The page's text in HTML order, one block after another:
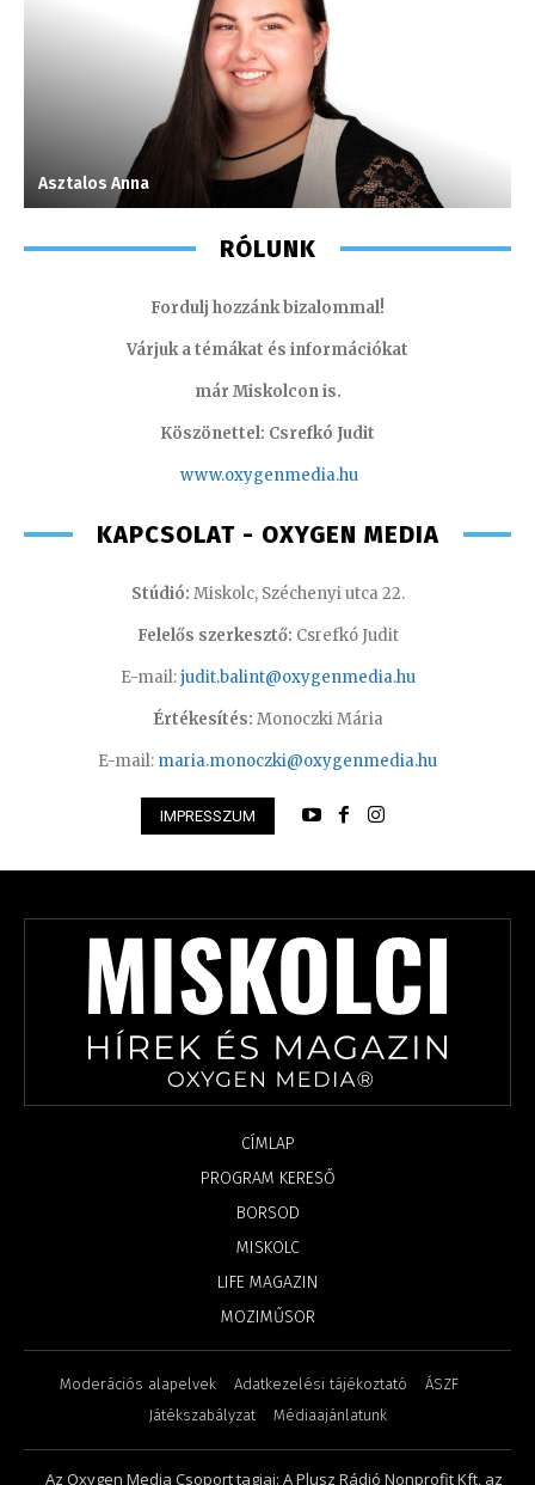
Asztalos Anna
RÓLUNK
Fordulj hozzánk bizalommal!
Várjuk a témákat és információkat
már Miskolcon is.
Köszönettel: Csrefkó Judit
www.oxygenmedia.hu
KAPCSOLAT - OXYGEN MEDIA
Stúdió: Miskolc, Széchenyi utca 22.
Felelős szerkesztő: Csrefkó Judit
E-mail:judit.balint@oxygenmedia.hu
Értékesítés: Monoczki Mária
E-mail: maria.monoczki@oxygenmedia.hu
IMPRESSZUM
CÍMLAP
PROGRAM KERESŐ
BORSOD
MISKOLC
LIFE MAGAZIN
MOZIMŰSOR
Moderációs alapelvek Adatkezelési tájékoztató
ÁSZF
Játékszabályzat
Médiaajánlatunk
Az Oxygen Media Csoport tagjai: A Plusz Rádió Nonprofit Kft, az